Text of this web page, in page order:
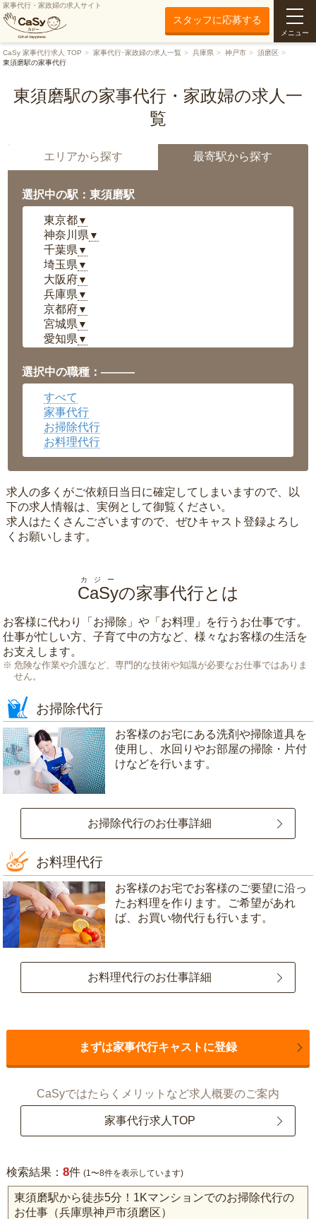
家事代行・家政婦の求人サイト
スタッフに応募する
メニュー
CaSy 家事代行求人 TOP 家事代行･家政婦の求人一覧 兵庫県 神戸市
須磨区
東須磨駅の家事代行
東須磨駅の家事代行・家政婦の求人一
覧
エリアから探す 最寄駅から探す
選択中の駅：東須磨駅
東京都▼
神奈川県 ▼
千葉県 ▼
埼玉県 ▼
大阪府▼
兵庫県 ▼
京都府▼
宮城県 ▼
愛知県 ▼
岡山県▼
広島県▼
沖縄県
選択中の職種：———
すべて
家事代行
お掃除代行
お料理代行
求人の多くがご依頼日当日に確定してしまいますので、以
下の求人情報は、実例として御覧ください。
求人はたくさんございますので、ぜひキャスト登録よろし
くお願いします。
CaSy
カジー
の家事代行とは
お客様に代わり「 お掃除 」や「 お料理 」を行うお仕事です。
仕事が忙しい方、子育て中の方など、様々なお客様の生活を
お支えします。
危険な作業や介護など、専門的な技術や知識が必要なお仕事ではありま
せん。
お掃除代行
お客様のお宅にある洗剤や掃除道具を
使用し、水回りやお部屋の掃除・片付
けなどを行います。
お掃除代行のお仕事詳細
お料理代行
お客様のお宅でお客様のご要望に沿っ
たお料理を作ります。ご希望があれ
ば、お買い物代行も行います。
お料理代行のお仕事詳細
まずは家事代行キャストに登録
CaSyではたらくメリットなど求人概要のご案内
家事代行求人TOP
検索結果： 8件 (1〜8件を表示しています)
東須磨駅から徒歩5分！1Kマンションでのお掃除代行の
お仕事（兵庫県神戸市須磨区）